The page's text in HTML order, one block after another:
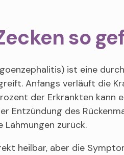
so
ist eine
Anfangs verläuft die
der Erkrankten kann
Entzündung des
Lähmungen zurück.
heilbar, aber die